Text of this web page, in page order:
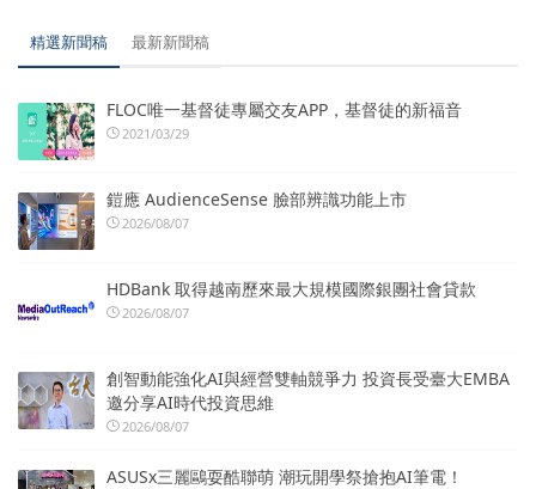
精選新聞稿 最新新聞稿
FLOC唯一基督徒專屬交友APP，基督徒的新福音
2021/03/29
鎧應 AudienceSense 臉部辨識功能上市
2026/08/07
HDBank 取得越南歷來最大規模國際銀團社會貸款
2026/08/07
創智動能強化AI與經營雙軸競爭力 投資長受臺大EMBA
邀分享AI時代投資思維
2026/08/07
ASUSx三麗鷗耍酷聯萌 潮玩開學祭搶抱AI筆電！